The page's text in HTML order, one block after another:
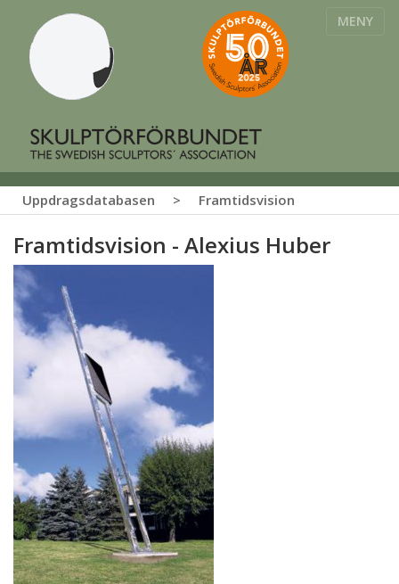
MENY
Uppdragsdatabasen > Framtidsvision
Framtidsvision - Alexius Huber